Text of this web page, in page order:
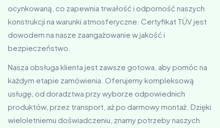
ocynkowaną, co zapewnia trwałość i odporność naszych
konstrukcji na warunki atmosferyczne. Certyfikat TÜV jest
dowodem na nasze zaangażowanie w jakość i
bezpieczeństwo.
Nasza obsługa klienta jest zawsze gotowa, aby pomóc na
każdym etapie zamówienia. Oferujemy kompleksową
usługę, od doradztwa przy wyborze odpowiednich
produktów, przez transport, aż po darmowy montaż. Dzięki
wieloletniemu doświadczeniu, znamy potrzeby naszych